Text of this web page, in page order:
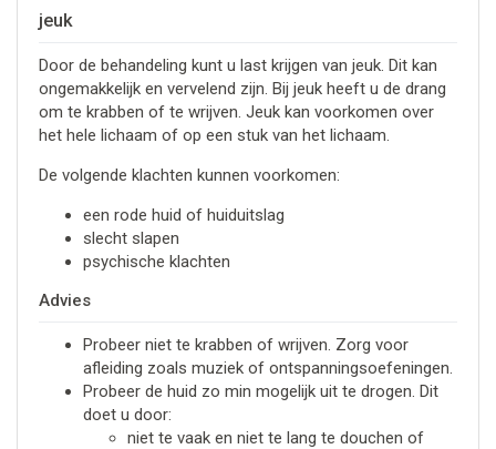
jeuk
Door de behandeling kunt u last krijgen van jeuk. Dit kan
ongemakkelijk en vervelend zijn. Bij jeuk heeft u de drang
om te krabben of te wrijven. Jeuk kan voorkomen over
het hele lichaam of op een stuk van het lichaam.
De volgende klachten kunnen voorkomen:
een rode huid of huiduitslag
slecht slapen
psychische klachten
Advies
Probeer niet te krabben of wrijven. Zorg voor
afleiding zoals muziek of ontspanningsoefeningen.
Probeer de huid zo min mogelijk uit te drogen. Dit
doet u door:
niet te vaak en niet te lang te douchen of